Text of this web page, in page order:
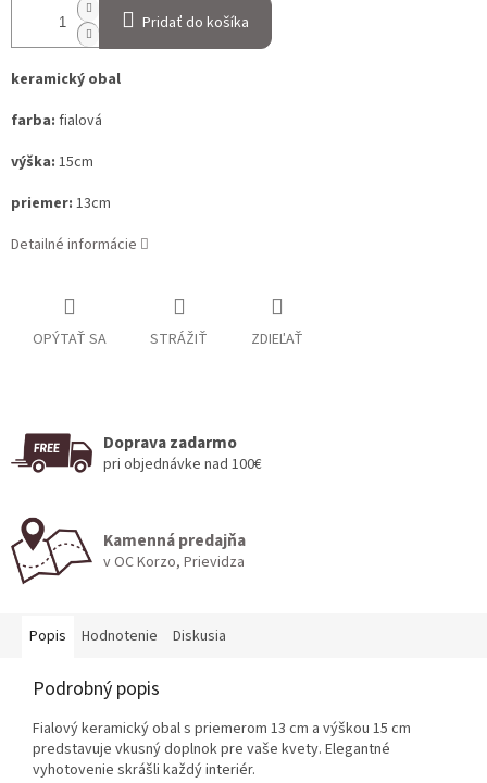
Pridať do košíka
keramický obal
farba: fialová
výška: 15cm
priemer: 13cm
Detailné informácie
OPÝTAŤ SA STRÁŽIŤ ZDIEĽAŤ
Doprava zadarmo
pri objednávke nad 100€
Kamenná predajňa
v OC Korzo, Prievidza
Popis Hodnotenie Diskusia
Podrobný popis
Fialový keramický obal s priemerom 13 cm a výškou 15 cm
predstavuje vkusný doplnok pre vaše kvety. Elegantné
vyhotovenie skrášli každý interiér.